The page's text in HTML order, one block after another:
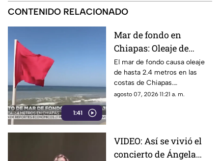
CONTENIDO RELACIONADO
1:41
Mar de fondo en
Chiapas: Oleaje de
hasta 2.4 metros alerta
a las costas del estado
El mar de fondo causa oleaje
de hasta 2.4 metros en las
costas de Chiapas.
Autoridades reportan 9
agosto 07, 2026 11:21 a. m.
VIDEO: Así se vivió el
concierto de Ángela